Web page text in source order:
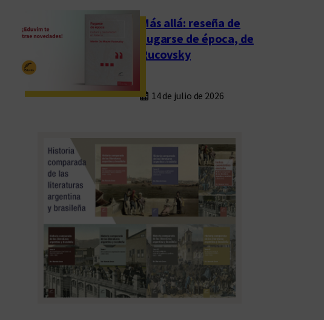
Más allá: reseña de
Fugarse de época, de
Rucovsky
14 de julio de 2026